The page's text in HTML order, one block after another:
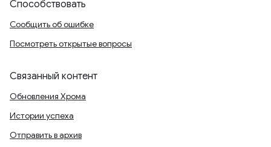
Способствовать
Сообщить об ошибке
Посмотреть открытые вопросы
Связанный контент
Обновления Хрома
Истории успеха
Отправить в архив